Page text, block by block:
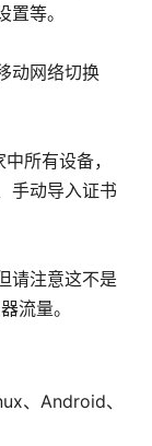
等。
动网络切换
所有设备，
手动导入证书
请注意这不是
流量。
、Android、